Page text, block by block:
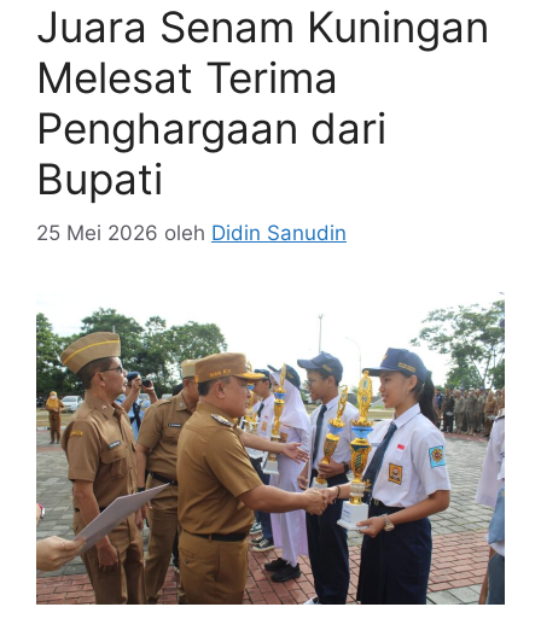
Juara Senam Kuningan
Melesat Terima
Penghargaan dari
Bupati
25 Mei 2026 oleh Didin Sanudin